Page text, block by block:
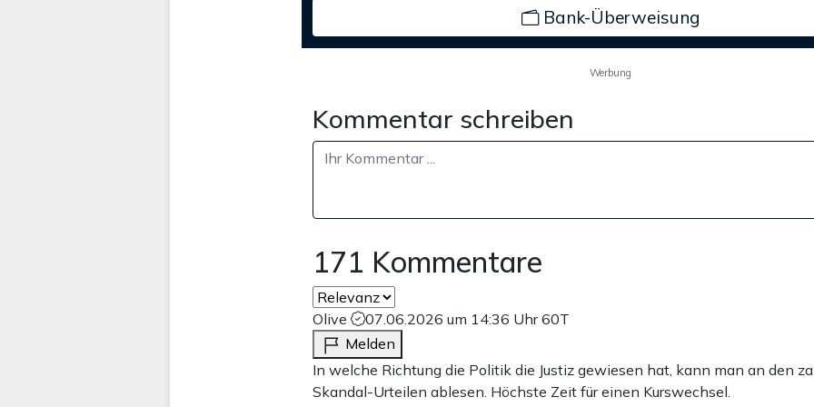
Bank-Überweisung
Werbung
Kommentar schreiben
171 Kommentare
Olive 07.06.2026 um 14:36 Uhr60T
Melden
In welche Richtung die Politik die Justiz gewiesen hat, kann man an den
Skandal-Urteilen ablesen. Höchste Zeit für einen Kurswechsel.